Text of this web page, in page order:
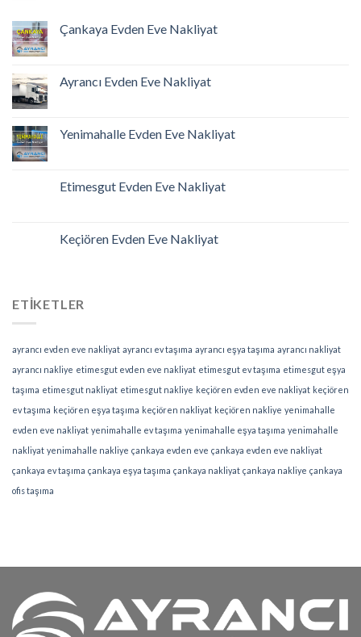
Çankaya Evden Eve Nakliyat
Ayrancı Evden Eve Nakliyat
Yenimahalle Evden Eve Nakliyat
Etimesgut Evden Eve Nakliyat
Keçiören Evden Eve Nakliyat
ETIKETLER
ayrancı evden eve nakliyat ayrancı ev taşıma ayrancı eşya taşıma ayrancı nakliyat
ayrancı nakliye etimesgut evden eve nakliyat etimesgut ev taşıma etimesgut eşya
taşıma etimesgut nakliyat etimesgut nakliye keçiören evden eve nakliyat keçiören
ev taşıma keçiören eşya taşıma keçiören nakliyat keçiören nakliye yenimahalle
evden eve nakliyat yenimahalle ev taşıma yenimahalle eşya taşıma yenimahalle
nakliyat yenimahalle nakliye çankaya evden eve çankaya evden eve nakliyat
çankaya ev taşıma çankaya eşya taşıma çankaya nakliyat çankaya nakliye çankaya
ofis taşıma